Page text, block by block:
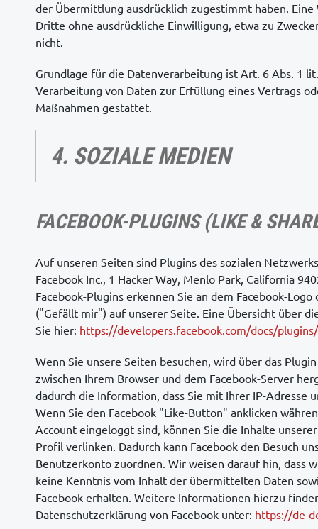
der Übermittlung ausdrücklich zugestimmt haben.
Dritte ohne ausdrückliche Einwilligung, etwa zu
nicht.
Grundlage für die Datenverarbeitung ist Art. 6 Abs. 1
Verarbeitung von Daten zur Erfüllung eines Vertrags
Maßnahmen gestattet.
4. SOZIALE MEDIEN
FACEBOOK-PLUGINS (LIKE &
Auf unseren Seiten sind Plugins des sozialen
Facebook Inc., 1 Hacker Way, Menlo Park, California
Facebook-Plugins erkennen Sie an dem Facebook-
("Gefällt mir") auf unserer Seite. Eine Übersicht über
Sie hier: https://developers.facebook.com/docs/plugins/
Wenn Sie unsere Seiten besuchen, wird über das
zwischen Ihrem Browser und dem Facebook-Server
dadurch die Information, dass Sie mit Ihrer IP-Adresse
Wenn Sie den Facebook "Like-Button" anklicken
Account eingeloggt sind, können Sie die Inhalte
Profil verlinken. Dadurch kann Facebook den Besuch
Benutzerkonto zuordnen. Wir weisen darauf hin, dass
keine Kenntnis vom Inhalt der übermittelten Daten
Facebook erhalten. Weitere Informationen hierzu
Datenschutzerklärung von Facebook unter: https://de-